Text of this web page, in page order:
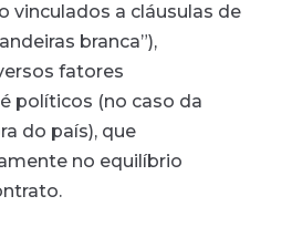
vinculados a cláusulas de
branca”),
fatores
políticos (no caso da
do país), que
no equilíbrio